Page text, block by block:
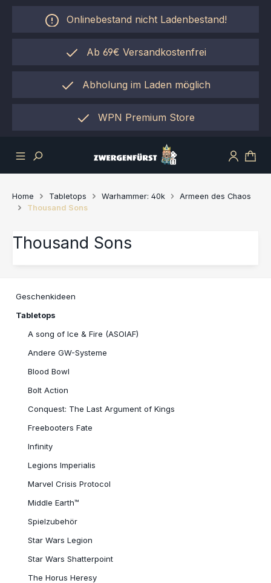
Zum Hauptinhalt springen
Onlinebestand nicht Ladenbestand!
Ab 69€ Versandkostenfrei
Abholung im Laden möglich
einfach per "Click&Collect"
WPN Premium Store
Home Tabletops Warhammer: 40k
Armeen des Chaos
Thousand Sons
Thousand Sons
Geschenkideen
Tabletops
A song of Ice & Fire (ASOIAF)
Andere GW-Systeme
Blood Bowl
Bolt Action
Conquest: The Last Argument of Kings
Freebooters Fate
Infinity
Legions Imperialis
Marvel Crisis Protocol
Middle Earth™
Spielzubehör
Star Wars Legion
Star Wars Shatterpoint
The Horus Heresy